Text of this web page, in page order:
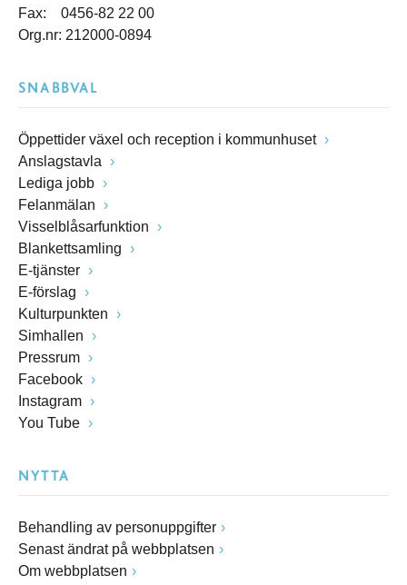
Fax: 0456-82 22 00
Org.nr: 212000-0894
SNABBVAL
Öppettider växel och reception i kommunhuset
Anslagstavla
Lediga jobb
Felanmälan
Visselblåsarfunktion
Blankettsamling
E-tjänster
E-förslag
Kulturpunkten
Simhallen
Pressrum
Facebook
Instagram
You Tube
NYTTA
Behandling av personuppgifter
Senast ändrat på webbplatsen
Om webbplatsen